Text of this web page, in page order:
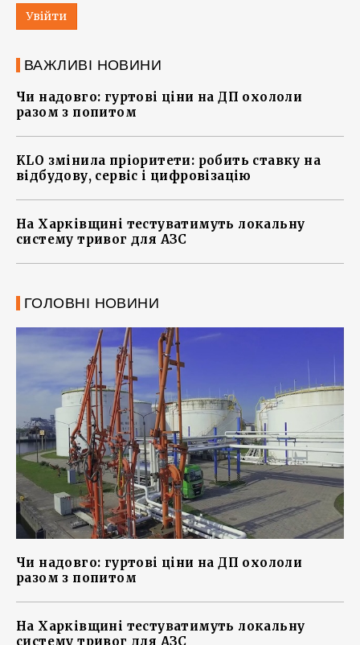
Увійти
ВАЖЛИВІ НОВИНИ
Чи надовго: гуртові ціни на ДП охололи
разом з попитом
KLO змінила пріоритети: робить ставку на
відбудову, сервіс і цифровізацію
На Харківщині тестуватимуть локальну
систему тривог для АЗС
ГОЛОВНІ НОВИНИ
Чи надовго: гуртові ціни на ДП охололи
разом з попитом
На Харківщині тестуватимуть локальну
систему тривог для АЗС